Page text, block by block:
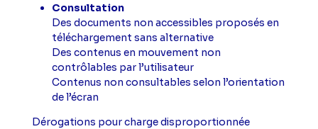
Consultation
Des documents non accessibles proposés en
téléchargement sans alternative
Des contenus en mouvement non
contrôlables par l’utilisateur
Contenus non consultables selon l’orientation
de l’écran
Dérogations pour charge disproportionnée